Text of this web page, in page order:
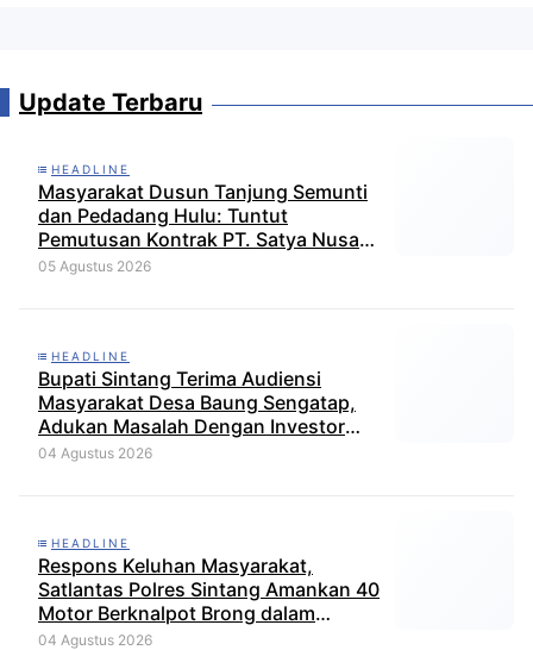
Update Terbaru
HEADLINE
Masyarakat Dusun Tanjung Semunti
dan Pedadang Hulu: Tuntut
Pemutusan Kontrak PT. Satya Nusa
Indah Perkasa
05 Agustus 2026
HEADLINE
Bupati Sintang Terima Audiensi
Masyarakat Desa Baung Sengatap,
Adukan Masalah Dengan Investor
Perkebunan
04 Agustus 2026
HEADLINE
Respons Keluhan Masyarakat,
Satlantas Polres Sintang Amankan 40
Motor Berknalpot Brong dalam
Strong Point Pagi
04 Agustus 2026